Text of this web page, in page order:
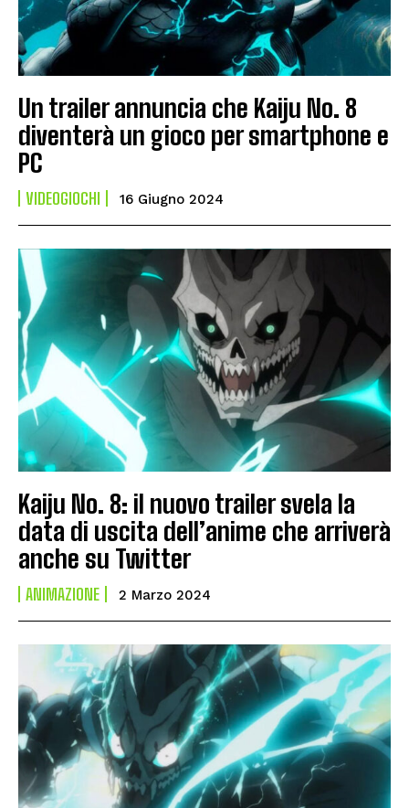
Un trailer annuncia che Kaiju No. 8
diventerà un gioco per smartphone e
PC
VIDEOGIOCHI 16 Giugno 2024
Kaiju No. 8: il nuovo trailer svela la
data di uscita dell’anime che arriverà
anche su Twitter
ANIMAZIONE 2 Marzo 2024